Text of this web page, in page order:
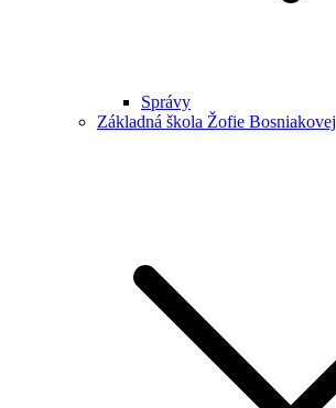
Správy
Základná škola Žofie Bosniakovej